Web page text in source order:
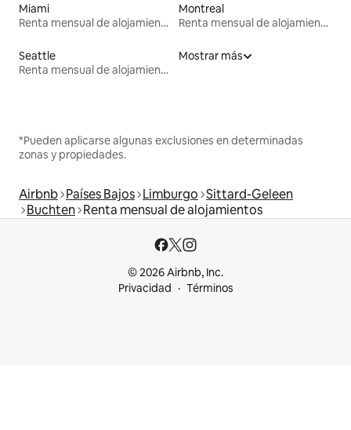
Miami
Renta mensual de alojamientos
Montreal
Renta mensual de alojamientos
Seattle
Renta mensual de alojamientos
Mostrar más
*Pueden aplicarse algunas exclusiones en determinadas
zonas y propiedades.
Airbnb Países Bajos Limburgo Sittard-Geleen
Buchten Renta mensual de alojamientos
© 2026 Airbnb, Inc.
Privacidad
Términos